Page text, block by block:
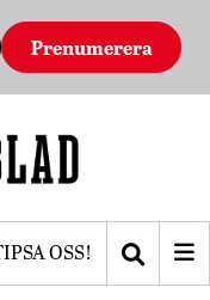
Prenumerera
PRENUMERERA
OSS!